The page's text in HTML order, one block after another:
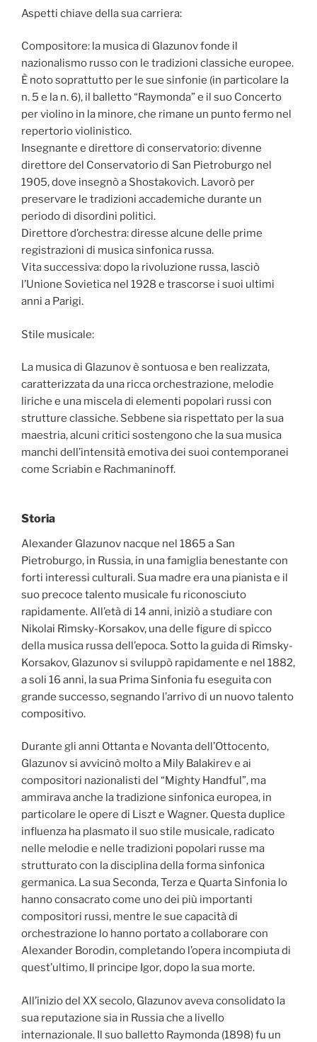
Aspetti chiave della sua carriera:
Compositore: la musica di Glazunov fonde il
nazionalismo russo con le tradizioni classiche europee.
È noto soprattutto per le sue sinfonie (in particolare la
n. 5 e la n. 6), il balletto “Raymonda” e il suo Concerto
per violino in la minore, che rimane un punto fermo nel
repertorio violinistico.
Insegnante e direttore di conservatorio: divenne
direttore del Conservatorio di San Pietroburgo nel
1905, dove insegnò a Shostakovich. Lavorò per
preservare le tradizioni accademiche durante un
periodo di disordini politici.
Direttore d’orchestra: diresse alcune delle prime
registrazioni di musica sinfonica russa.
Vita successiva: dopo la rivoluzione russa, lasciò
l’Unione Sovietica nel 1928 e trascorse i suoi ultimi
anni a Parigi.
Stile musicale:
La musica di Glazunov è sontuosa e ben realizzata,
caratterizzata da una ricca orchestrazione, melodie
liriche e una miscela di elementi popolari russi con
strutture classiche. Sebbene sia rispettato per la sua
maestria, alcuni critici sostengono che la sua musica
manchi dell’intensità emotiva dei suoi contemporanei
come Scriabin e Rachmaninoff.
Storia
Alexander Glazunov nacque nel 1865 a San
Pietroburgo, in Russia, in una famiglia benestante con
forti interessi culturali. Sua madre era una pianista e il
suo precoce talento musicale fu riconosciuto
rapidamente. All’età di 14 anni, iniziò a studiare con
Nikolai Rimsky-Korsakov, una delle figure di spicco
della musica russa dell’epoca. Sotto la guida di Rimsky-
Korsakov, Glazunov si sviluppò rapidamente e nel 1882,
a soli 16 anni, la sua Prima Sinfonia fu eseguita con
grande successo, segnando l’arrivo di un nuovo talento
compositivo.
Durante gli anni Ottanta e Novanta dell’Ottocento,
Glazunov si avvicinò molto a Mily Balakirev e ai
compositori nazionalisti del “Mighty Handful”, ma
ammirava anche la tradizione sinfonica europea, in
particolare le opere di Liszt e Wagner. Questa duplice
influenza ha plasmato il suo stile musicale, radicato
nelle melodie e nelle tradizioni popolari russe ma
strutturato con la disciplina della forma sinfonica
germanica. La sua Seconda, Terza e Quarta Sinfonia lo
hanno consacrato come uno dei più importanti
compositori russi, mentre le sue capacità di
orchestrazione lo hanno portato a collaborare con
Alexander Borodin, completando l’opera incompiuta di
quest’ultimo, Il principe Igor, dopo la sua morte.
All’inizio del XX secolo, Glazunov aveva consolidato la
sua reputazione sia in Russia che a livello
internazionale. Il suo balletto Raymonda (1898) fu un